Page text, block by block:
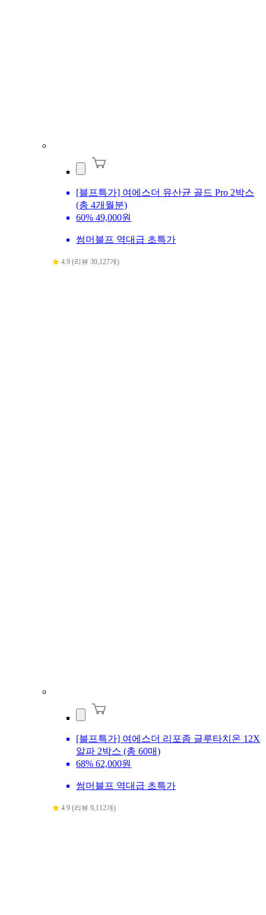
[블프특가] 여에스더 유산균 골드 Pro 2박스
(총 4개월분)
60% 49,000원
썸머블프 역대급 초특가
4.9 (리뷰 30,127개)
[블프특가] 여에스더 리포좀 글루타치온 12X
알파 2박스 (총 60매)
68% 62,000원
썸머블프 역대급 초특가
4.9 (리뷰 9,112개)